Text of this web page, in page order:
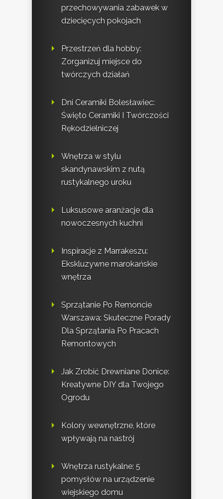
przechowywania zabawek w
dziecięcych pokojach
Przestrzeń dla hobby:
Zorganizuj miejsce do
twórczych działań
Dni Ceramiki Bolesławiec:
Święto Ceramiki I Twórczości
Rękodzielniczej
Wnętrza w stylu
skandynawskim z nutą
rustykalnego uroku
Luksusowe aranżacje dla
nowoczesnych kuchni
Inspiracje z Marrakeszu:
Ekskluzywne marokańskie
wnętrza
Sprzątanie Po Remoncie
Warszawa: Skuteczne Porady
Dla Sprzątania Po Pracach
Remontowych
Jak Zrobić Drewniane Donice:
Kreatywne DIY dla Twojego
Ogrodu
Kolory wewnętrzne, które
wpływają na nastrój
Wnętrza rustykalne: 5
pomysłów na urządzenie
wiejskiego domu